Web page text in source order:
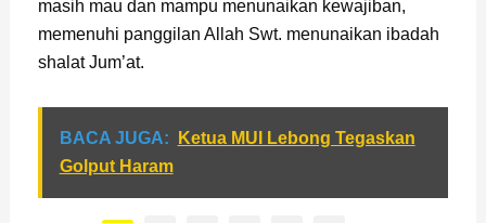
masih mau dan mampu menunaikan kewajiban,
memenuhi panggilan Allah Swt. menunaikan ibadah
shalat Jum’at.
BACA JUGA:
Ketua MUI Lebong Tegaskan
Golput Haram